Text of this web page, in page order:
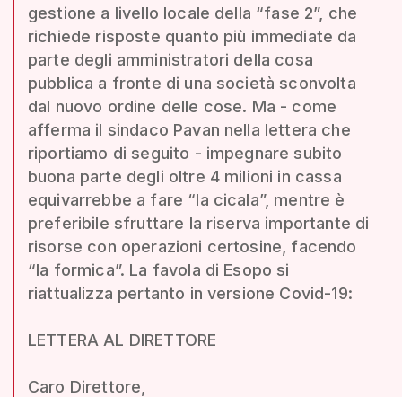
gestione a livello locale della “fase 2”, che
richiede risposte quanto più immediate da
parte degli amministratori della cosa
pubblica a fronte di una società sconvolta
dal nuovo ordine delle cose. Ma - come
afferma il sindaco Pavan nella lettera che
riportiamo di seguito - impegnare subito
buona parte degli oltre 4 milioni in cassa
equivarrebbe a fare “la cicala”, mentre è
preferibile sfruttare la riserva importante di
risorse con operazioni certosine, facendo
“la formica”. La favola di Esopo si
riattualizza pertanto in versione Covid-19:
LETTERA AL DIRETTORE
Caro Direttore,